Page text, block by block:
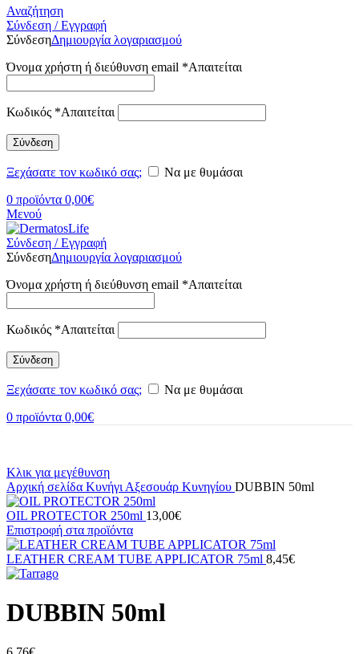
Αναζήτηση
Σύνδεση / Εγγραφή
ΣύνδεσηΔημιουργία λογαριασμού
Όνομα χρήστη ή διεύθυνση email *Απαιτείται
Κωδικός *Απαιτείται
Σύνδεση
Ξεχάσατε τον κωδικό σας;
Να με θυμάσαι
0 προϊόντα 0,00€
Μενού
Σύνδεση / Εγγραφή
ΣύνδεσηΔημιουργία λογαριασμού
Όνομα χρήστη ή διεύθυνση email *Απαιτείται
Κωδικός *Απαιτείται
Σύνδεση
Ξεχάσατε τον κωδικό σας;
Να με θυμάσαι
0 προϊόντα 0,00€
Κλικ για μεγέθυνση
Αρχική σελίδα Κυνήγι Αξεσουάρ Κυνηγίου DUBBIN 50ml
OIL PROTECTOR 250ml 13,00€
Επιστροφή στα προϊόντα
LEATHER CREAM TUBE APPLICATOR 75ml 8,45€
DUBBIN 50ml